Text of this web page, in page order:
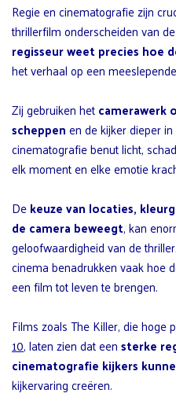
Regie en cinematografie zijn
thrillerfilm onderscheiden van
regisseur weet precies hoe
het verhaal op een
Zij gebruiken hetcamerawerk
scheppenen de kijker dieper
cinematografie benut licht,
elk moment en elke emotie
Dekeuze van locaties,
de camera beweegt, kan
geloofwaardigheid van de
cinema benadrukken vaak hoe
een film tot leven te brengen.
Films zoals The Killer, die hoge
10, laten zien dat eensterke
cinematografie kijkers
kijkervaring creëren.